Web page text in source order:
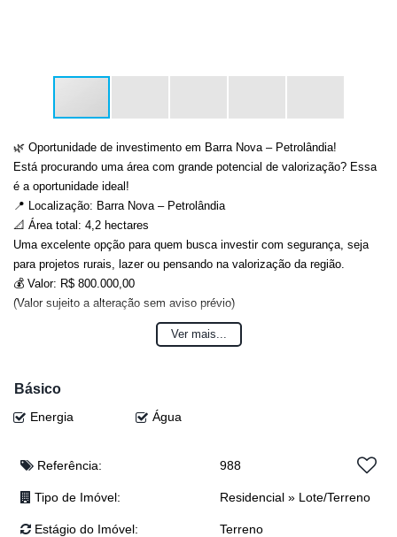
🌿 Oportunidade de investimento em Barra Nova – Petrolândia!
Está procurando uma área com grande potencial de valorização? Essa
é a oportunidade ideal!
📍 Localização: Barra Nova – Petrolândia
📐 Área total: 4,2 hectares
Uma excelente opção para quem busca investir com segurança, seja
para projetos rurais, lazer ou pensando na valorização da região.
💰 Valor: R$ 800.000,00
(Valor sujeito a alteração sem aviso prévio)
Entre em contato e agende uma visita. Invista hoje em um patrimônio
que pode render grandes oportunidades no futuro!
Djonatan: (47) 99624-2007
Debora : (47) 9291-3317
Josi: (47) 99243-5366
Lucas: (47) 99143-0145
Ver mais...
Básico
Energia Água
Referência: 988
Tipo de Imóvel: Residencial » Lote/Terreno
Estágio do Imóvel: Terreno